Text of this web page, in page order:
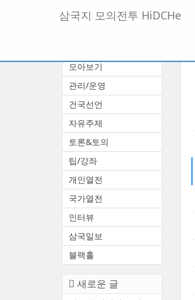
뉴
기
삼국지 모의전투 HiDCHe
모아보기
관리/운영
건국선언
자유주제
토론&토의
팁/강좌
개인열전
국가열전
인터뷰
삼국일보
블랙홀
새로운 글